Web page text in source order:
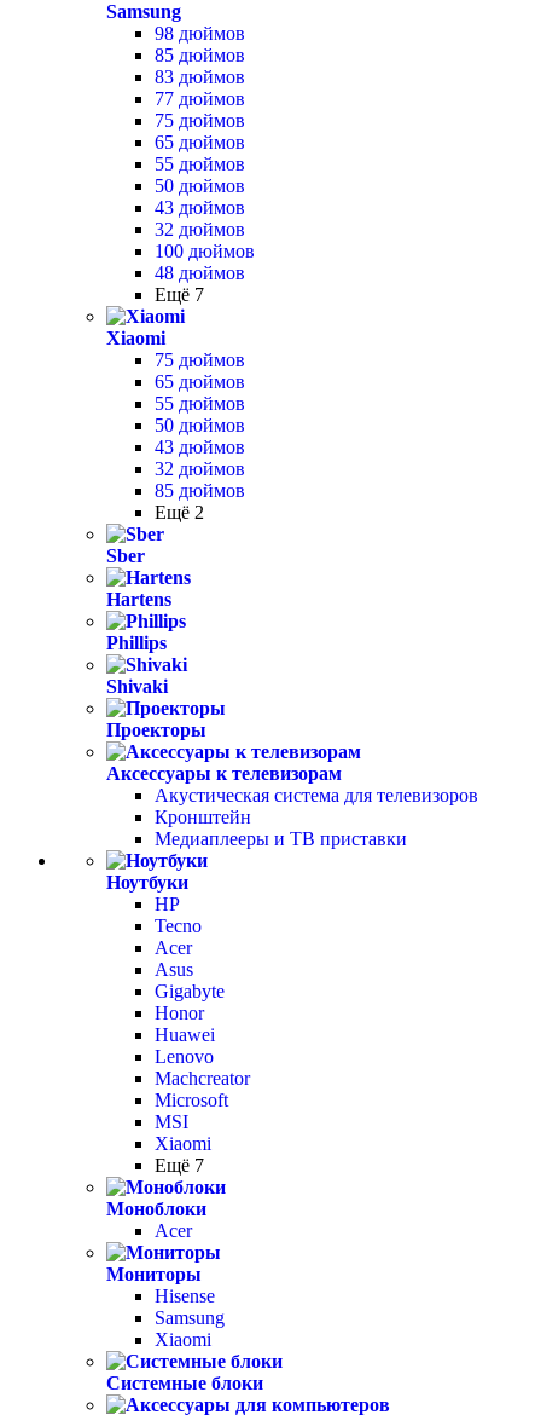
Samsung
98 дюймов
85 дюймов
83 дюймов
77 дюймов
75 дюймов
65 дюймов
55 дюймов
50 дюймов
43 дюймов
32 дюймов
100 дюймов
48 дюймов
Ещё 7
Xiaomi
75 дюймов
65 дюймов
55 дюймов
50 дюймов
43 дюймов
32 дюймов
85 дюймов
Ещё 2
Sber
Hartens
Phillips
Shivaki
Проекторы
Аксессуары к телевизорам
Акустическая система для телевизоров
Кронштейн
Медиаплееры и ТВ приставки
Ноутбуки
HP
Tecno
Acer
Asus
Gigabyte
Honor
Huawei
Lenovo
Machcreator
Microsoft
MSI
Xiaomi
Ещё 7
Моноблоки
Acer
Мониторы
Hisense
Samsung
Xiaomi
Системные блоки